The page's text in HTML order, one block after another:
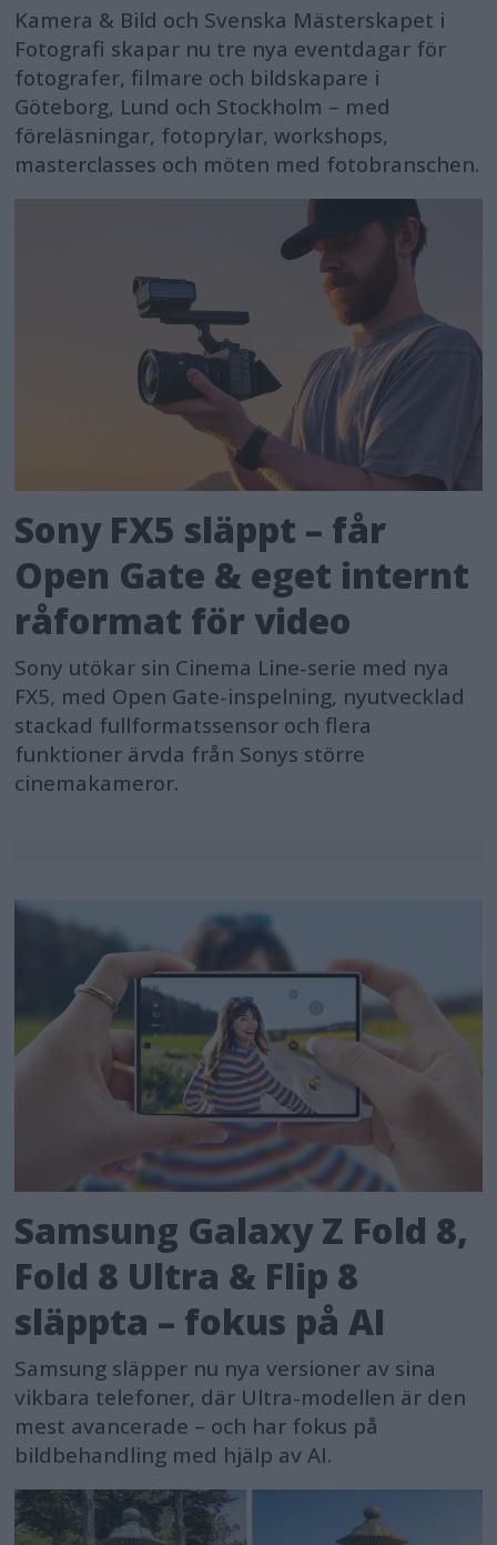
Kamera & Bild och Svenska Mästerskapet i
Fotografi skapar nu tre nya eventdagar för
fotografer, filmare och bildskapare i
Göteborg, Lund och Stockholm – med
föreläsningar, fotoprylar, workshops,
masterclasses och möten med fotobranschen.
Sony FX5 släppt – får
Open Gate & eget internt
råformat för video
Sony utökar sin Cinema Line-serie med nya
FX5, med Open Gate-inspelning, nyutvecklad
stackad fullformatssensor och flera
funktioner ärvda från Sonys större
cinemakameror.
Samsung Galaxy Z Fold 8,
Fold 8 Ultra & Flip 8
släppta – fokus på AI
Samsung släpper nu nya versioner av sina
vikbara telefoner, där Ultra-modellen är den
mest avancerade – och har fokus på
bildbehandling med hjälp av AI.